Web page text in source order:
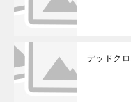
デッドク